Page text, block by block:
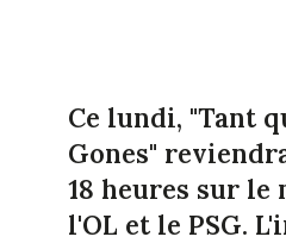
Ce lundi, "Tant
Gones"
18 heures sur le
l'OL et le PSG.